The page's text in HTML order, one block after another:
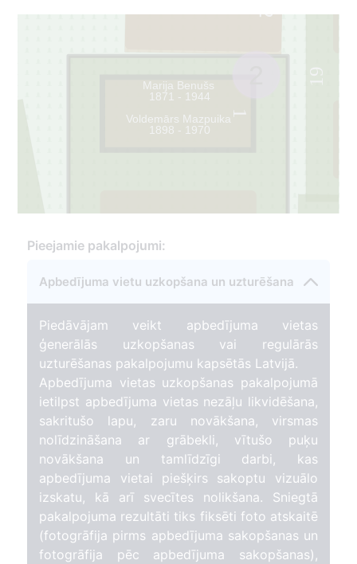
19
17
1
2
Marija Benušs
1871 - 1944
Voldemārs Mazpuika
1898 - 1970
Pieejamie pakalpojumi:
Apbedījuma vietu uzkopšana un uzturēšana
Piedāvājam veikt apbedījuma vietas
ģenerālās uzkopšanas vai regulārās
uzturēšanas pakalpojumu kapsētās Latvijā.
Apbedījuma vietas uzkopšanas pakalpojumā
ietilpst apbedījuma vietas nezāļu likvidēšana,
sakritušo lapu, zaru novākšana, virsmas
nolīdzināšana ar grābekli, vītušo puķu
novākšana un tamlīdzīgi darbi, kas
apbedījuma vietai piešķirs sakoptu vizuālo
izskatu, kā arī svecītes nolikšana. Sniegtā
pakalpojuma rezultāti tiks fiksēti foto atskaitē
(fotogrāfija pirms apbedījuma sakopšanas un
fotogrāfija pēc apbedījuma sakopšanas),